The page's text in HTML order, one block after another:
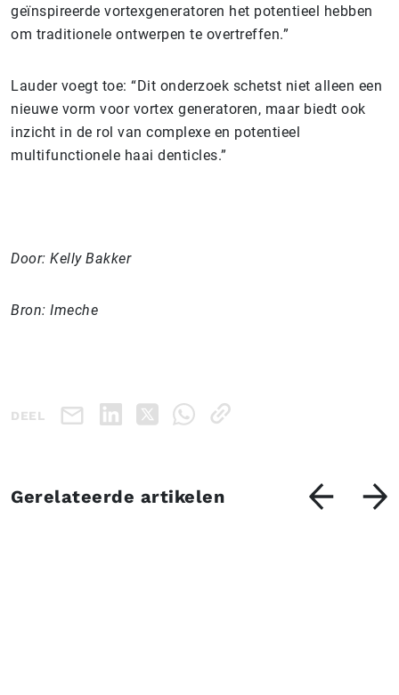
geïnspireerde vortexgeneratoren het potentieel hebben
om traditionele ontwerpen te overtreffen.”
Lauder voegt toe: “Dit onderzoek schetst niet alleen een
nieuwe vorm voor vortex generatoren, maar biedt ook
inzicht in de rol van complexe en potentieel
multifunctionele haai denticles.”
Door: Kelly Bakker
Bron: Imeche
DEEL
Gerelateerde artikelen